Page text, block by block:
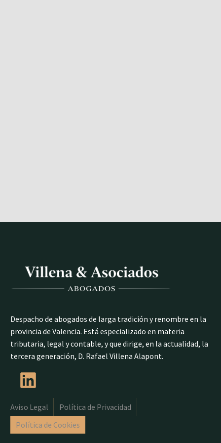
Despacho de abogados de larga tradición y renombre en la
provincia de Valencia. Está especializado en materia
tributaria, legal y contable, y que dirige, en la actualidad, la
tercera generación, D. Rafael Villena Alapont.
Aviso Legal
Política de Privacidad
Política de Cookies